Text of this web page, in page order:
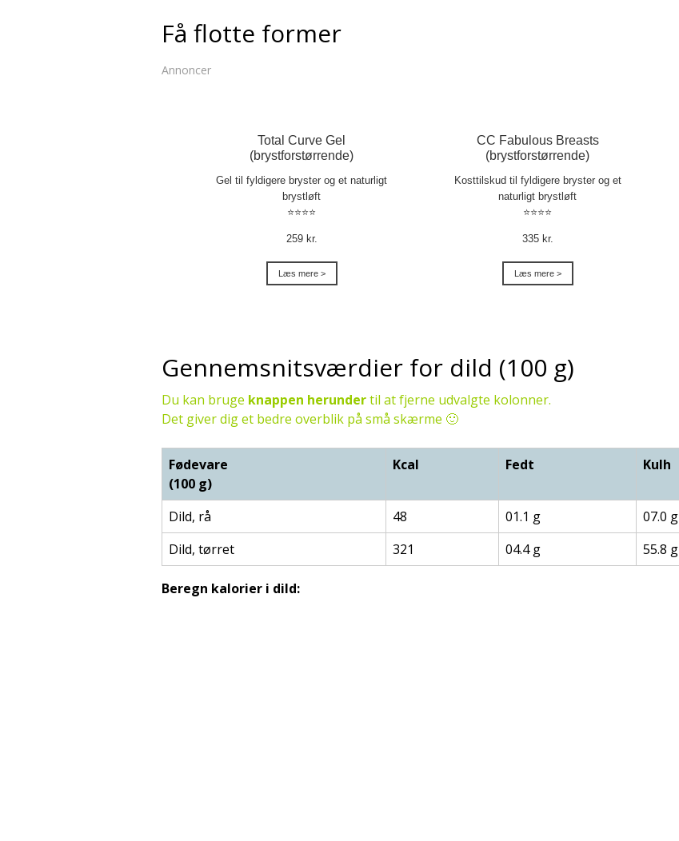
Få flotte former
Annoncer
Total Curve Gel
(brystforstørrende)
Gel til fyldigere bryster og et naturligt
brystløft
⭐⭐⭐⭐
259 kr.
Læs mere >
CC Fabulous Breasts
(brystforstørrende)
Kosttilskud til fyldigere bryster og et
naturligt brystløft
⭐⭐⭐⭐
335 kr.
Læs mere >
Gennemsnitsværdier for dild (100 g)
Du kan bruge knappen herundertil at fjerne udvalgte kolonner.
Det giver dig et bedre overblik på små skærme 🙂
Fødevare
(100 g)
Kcal Fedt Kulh
Dild, rå 48 01.1 g 07.0 g
Dild, tørret
321 04.4 g 55.8 g
Beregn kalorier i dild: